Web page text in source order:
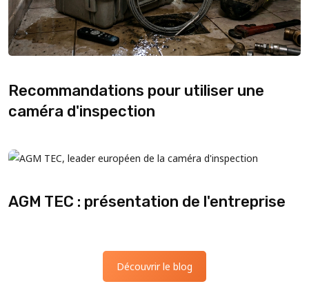
Recommandations pour utiliser une
caméra d'inspection
AGM TEC : présentation de l'entreprise
Découvrir le blog